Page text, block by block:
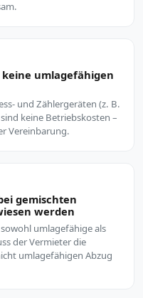
umlagefähigen
und Zählergeräten (z. B.
keine Betriebskosten –
Vereinbarung.
gemischten
werden
umlagefähige als
der Vermieter die
umlagefähigen Abzug